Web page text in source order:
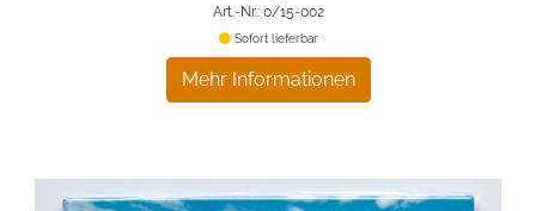
Art.-Nr.: 0/15-002
Mehr Informationen
Sofort lieferbar